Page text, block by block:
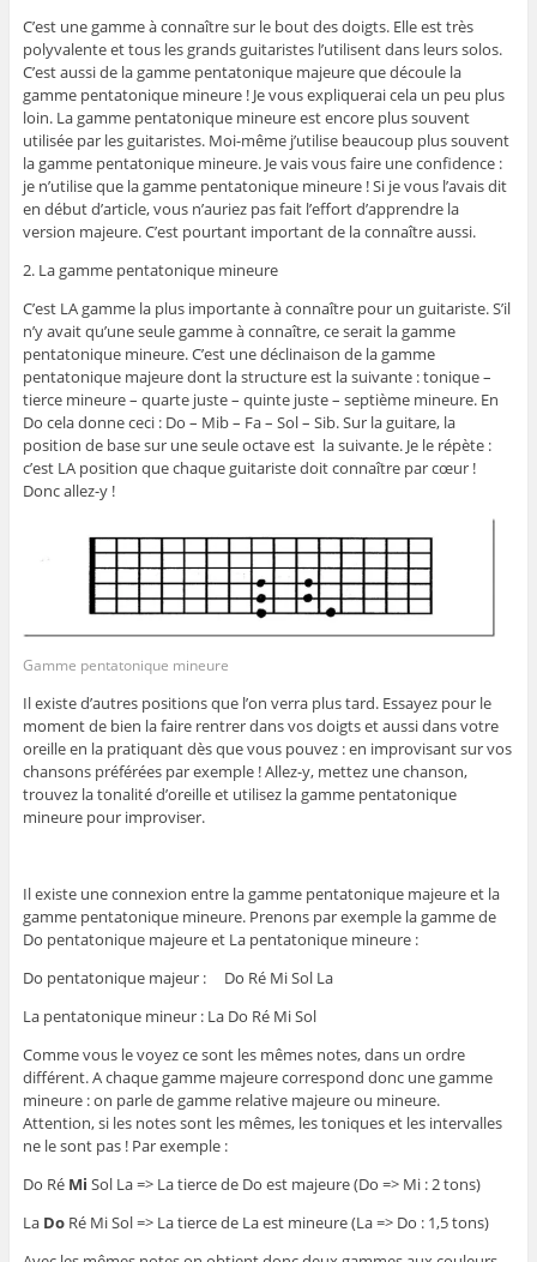
C’est une gamme à connaître sur le bout des doigts. Elle est très
polyvalente et tous les grands guitaristes l’utilisent dans leurs solos.
C’est aussi de la gamme pentatonique majeure que découle la
gamme pentatonique mineure ! Je vous expliquerai cela un peu plus
loin. La gamme pentatonique mineure est encore plus souvent
utilisée par les guitaristes. Moi-même j’utilise beaucoup plus souvent
la gamme pentatonique mineure. Je vais vous faire une confidence :
je n’utilise que la gamme pentatonique mineure ! Si je vous l’avais dit
en début d’article, vous n’auriez pas fait l’effort d’apprendre la
version majeure. C’est pourtant important de la connaître aussi.
2. La gamme pentatonique mineure
C’est LA gamme la plus importante à connaître pour un guitariste. S’il
n’y avait qu’une seule gamme à connaître, ce serait la gamme
pentatonique mineure. C’est une déclinaison de la gamme
pentatonique majeure dont la structure est la suivante : tonique –
tierce mineure – quarte juste – quinte juste – septième mineure. En
Do cela donne ceci : Do – Mib – Fa – Sol – Sib. Sur la guitare, la
position de base sur une seule octave est la suivante. Je le répète :
c’est LA position que chaque guitariste doit connaître par cœur !
Donc allez-y !
Gamme pentatonique mineure
Il existe d’autres positions que l’on verra plus tard. Essayez pour le
moment de bien la faire rentrer dans vos doigts et aussi dans votre
oreille en la pratiquant dès que vous pouvez : en improvisant sur vos
chansons préférées par exemple ! Allez-y, mettez une chanson,
trouvez la tonalité d’oreille et utilisez la gamme pentatonique
mineure pour improviser.
Il existe une connexion entre la gamme pentatonique majeure et la
gamme pentatonique mineure. Prenons par exemple la gamme de
Do pentatonique majeure et La pentatonique mineure :
Do pentatonique majeur : Do Ré Mi Sol La
La pentatonique mineur : La Do Ré Mi Sol
Comme vous le voyez ce sont les mêmes notes, dans un ordre
différent. A chaque gamme majeure correspond donc une gamme
mineure : on parle de gamme relative majeure ou mineure.
Attention, si les notes sont les mêmes, les toniques et les intervalles
ne le sont pas ! Par exemple :
Do Ré Mi Sol La => La tierce de Do est majeure (Do => Mi : 2 tons)
La DoRé Mi Sol => La tierce de La est mineure (La => Do : 1,5 tons)